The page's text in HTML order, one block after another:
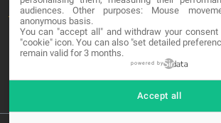
Terminos y Condiciones
Política de Privacidad
audiences. Other purposes: Mouse
anonymous basis.
You can "accept all" and withdraw your
"cookie" icon. You can also "set detailed
remain valid for 3 months.
powered by
Accept all